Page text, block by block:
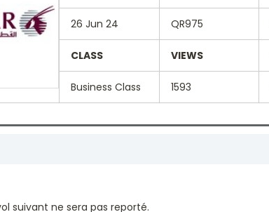
26 Jun 24 QR975
CLASS VIEWS
Business Class 1593
suivant ne sera pas reporté.